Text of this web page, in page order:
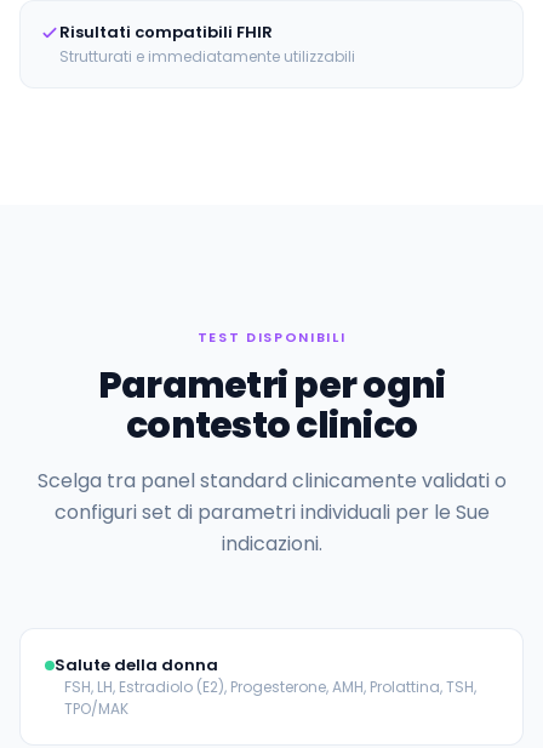
Risultati compatibili FHIR
Strutturati e immediatamente utilizzabili
TEST DISPONIBILI
Parametri per ogni
contesto clinico
Scelga tra panel standard clinicamente validati o
configuri set di parametri individuali per le Sue
indicazioni.
Salute della donna
FSH, LH, Estradiolo (E2), Progesterone, AMH, Prolattina, TSH,
TPO/MAK